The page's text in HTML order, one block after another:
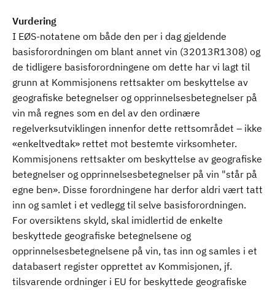
Vurdering
I EØS-notatene om både den per i dag gjeldende
basisforordningen om blant annet vin (32013R1308) og
de tidligere basisforordningene om dette har vi lagt til
grunn at Kommisjonens rettsakter om beskyttelse av
geografiske betegnelser og opprinnelsesbetegnelser på
vin må regnes som en del av den ordinære
regelverksutviklingen innenfor dette rettsområdet – ikke
«enkeltvedtak» rettet mot bestemte virksomheter.
Kommisjonens rettsakter om beskyttelse av geografiske
betegnelser og opprinnelsesbetegnelser på vin "står på
egne ben». Disse forordningene har derfor aldri vært tatt
inn og samlet i et vedlegg til selve basisforordningen.
For oversiktens skyld, skal imidlertid de enkelte
beskyttede geografiske betegnelsene og
opprinnelsesbetegnelsene på vin, tas inn og samles i et
databasert register opprettet av Kommisjonen, jf.
tilsvarende ordninger i EU for beskyttede geografiske